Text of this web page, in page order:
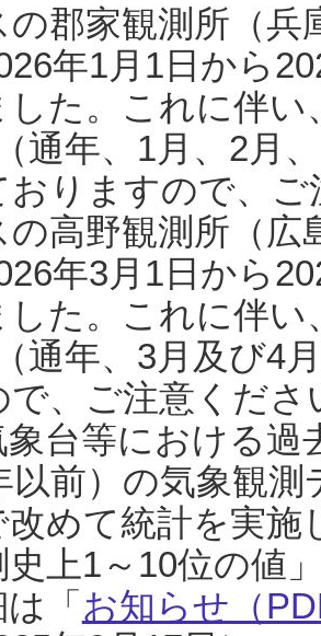
の郡家観測所（
年1月1日から
た。これに伴い
通年、1月、2月
おりますので、
の高野観測所（
年3月1日から
た。これに伴い
通年、3月及び4
で、ご注意くだ
台等における過
以前）の気象観
改めて統計を実
史上1～10位の値
「 お知らせ（